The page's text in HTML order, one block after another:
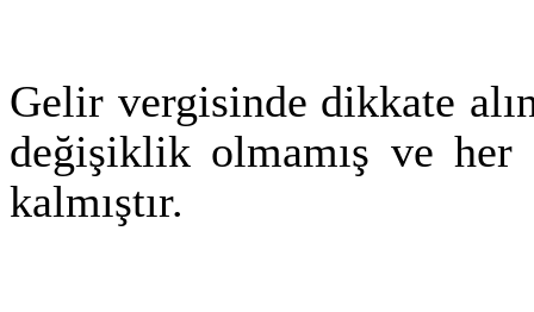
Gelir vergisinde dikkate
değişiklik olmamış ve
kalmıştır.